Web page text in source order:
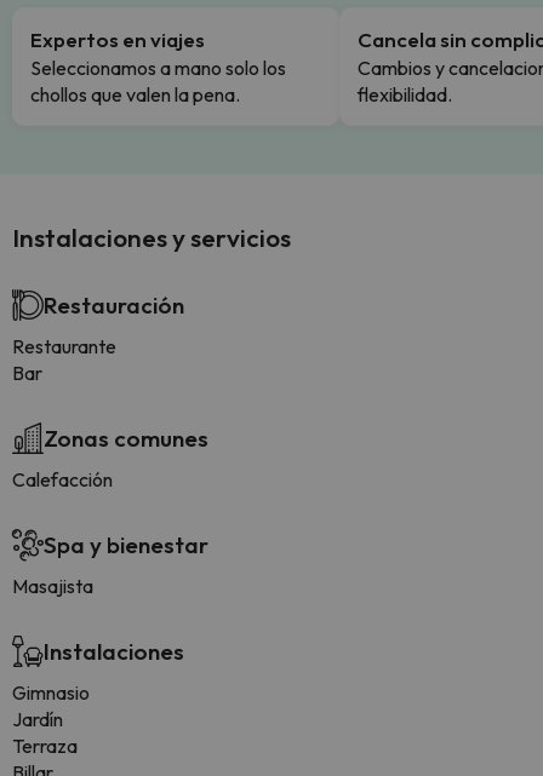
Expertos en viajes
Seleccionamos a mano solo los
chollos que valen la pena.
Cancela sin
Cambios y
flexibilidad.
Instalaciones y servicios
Restauración
Restaurante
Bar
Zonas comunes
Calefacción
Spa y bienestar
Masajista
Instalaciones
Gimnasio
Jardín
Terraza